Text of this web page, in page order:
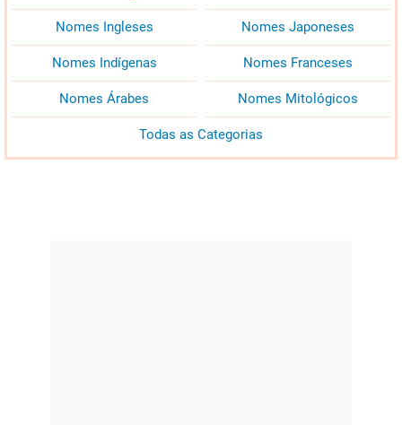
Nomes Ingleses Nomes Japoneses
Nomes Indígenas Nomes Franceses
Nomes Árabes Nomes Mitológicos
Todas as Categorias